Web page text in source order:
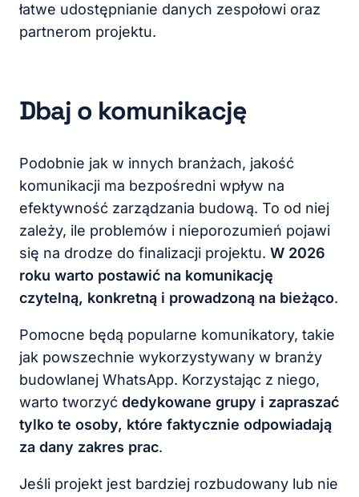
łatwe udostępnianie danych zespołowi oraz
partnerom projektu.
Dbaj o komunikację
Podobnie jak w innych branżach, jakość
komunikacji ma bezpośredni wpływ na
efektywność zarządzania budową. To od niej
zależy, ile problemów i nieporozumień pojawi
się na drodze do finalizacji projektu. W 2026
roku warto postawić na komunikację
czytelną, konkretną i prowadzoną na bieżąco.
Pomocne będą popularne komunikatory, takie
jak powszechnie wykorzystywany w branży
budowlanej WhatsApp. Korzystając z niego,
warto tworzyć dedykowane grupy i zapraszać
tylko te osoby, które faktycznie odpowiadają
za dany zakres prac.
Jeśli projekt jest bardziej rozbudowany lub nie